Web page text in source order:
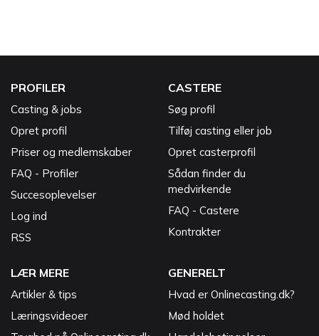
PROFILER
Casting & jobs
Opret profil
Priser og medlemskaber
FAQ - Profiler
Succesoplevelser
Log ind
RSS
CASTERE
Søg profil
Tilføj casting eller job
Opret casterprofil
Sådan finder du
medvirkende
FAQ - Castere
Kontrakter
LÆR MERE
Artikler & tips
Læringsvideoer
GENERELT
Hvad er Onlinecasting.dk?
Mød holdet